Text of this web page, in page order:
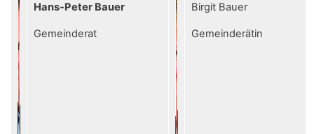
Hans-Peter Bauer
Gemeinderat
Birgit Bauer
Gemeinderätin